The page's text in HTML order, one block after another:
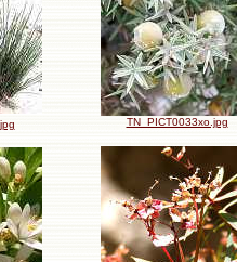
TN_PICT0033xo.jpg